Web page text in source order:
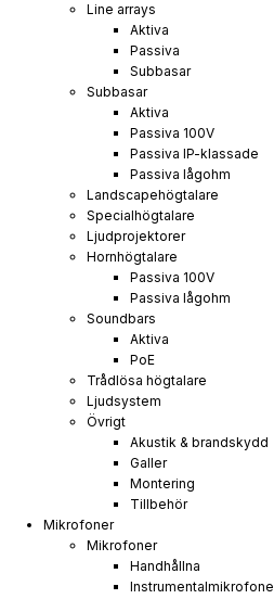
Line arrays
Aktiva
Passiva
Subbasar
Subbasar
Aktiva
Passiva 100V
Passiva IP-klassade
Passiva lågohm
Landscapehögtalare
Specialhögtalare
Ljudprojektorer
Hornhögtalare
Passiva 100V
Passiva lågohm
Soundbars
Aktiva
PoE
Trådlösa högtalare
Ljudsystem
Övrigt
Akustik & brandskydd
Galler
Montering
Tillbehör
Mikrofoner
Mikrofoner
Handhållna